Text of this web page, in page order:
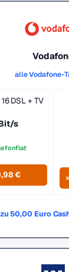
alle Vodafone-
DSL + TV
s
€
50,00 Euro